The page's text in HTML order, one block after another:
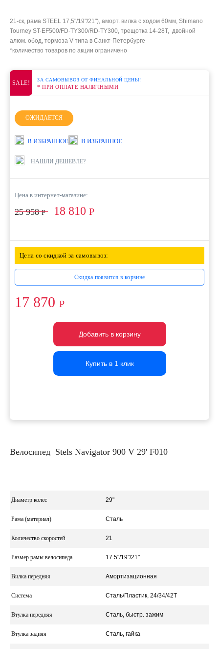
21-ск, рама STEEL 17,5"/19"/21"), аморт. вилка c ходом 60мм, Shimano
Tourney ST-EF500/FD-TY300/RD-TY300, трещотка 14-28T, двойной
алюм. обод, тормоза V-типа в Санкт-Петербурге
*количество товаров по акции ограничено
SALE! ЗА САМОВЫВОЗ ОТ ФИНАЛЬНОЙ ЦЕНЫ!
* ПРИ ОПЛАТЕ НАЛИЧНЫМИ
ОЖИДАЕТСЯ
В ИЗБРАННОЕ В ИЗБРАННОЕ
НАШЛИ ДЕШЕВЛЕ?
Цена в интернет-магазине:
25 958Р 18 810 Р
Цена со скидкой за самовывоз:
Скидка появится в корзине
17 870 Р
Добавить в корзину
Добавить в корзину
Добавить в корзину
Купить в 1 клик
Купить в 1 клик
Купить в 1 клик
Велосипед Stels Navigator 900 V 29' F010
Диаметр колес 29"
Рама (материал) Сталь
Количество скоростей 21
Размер рамы велосипеда 17.5"/19"/21"
Вилка передняя Амортизационная
Система Сталь/Пластик, 24/34/42Т
Втулка передняя Сталь, быстр. зажим
Втулка задняя Сталь, гайка